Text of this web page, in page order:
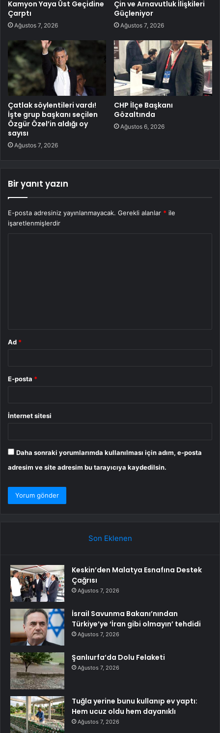
Kamyon Yaya Üst Geçidine
Çarptı
Ağustos 7, 2026
Çin ve Arnavutluk İlişkileri
Güçleniyor
Ağustos 7, 2026
Çatlak söylentileri vardı!
İşte grup başkanı seçilen
Özgür Özel’in aldığı oy
sayısı
Ağustos 7, 2026
CHP İlçe Başkanı
Gözaltında
Ağustos 6, 2026
Bir yanıt yazın
E-posta adresiniz yayınlanmayacak. Gerekli alanlar * ile
işaretlenmişlerdir
Ad *
E-posta *
İnternet sitesi
Daha sonraki yorumlarımda kullanılması için adım, e-posta
adresim ve site adresim bu tarayıcıya kaydedilsin.
Son Eklenen
Keskin’den Malatya Esnafına Destek
Çağrısı
Ağustos 7, 2026
İsrail Savunma Bakanı’nından
Türkiye’ye ‘İran gibi olmayın’ tehdidi
Ağustos 7, 2026
Şanlıurfa’da Dolu Felaketi
Ağustos 7, 2026
Tuğla yerine bunu kullanıp ev yaptı:
Hem ucuz oldu hem dayanıklı
Ağustos 7, 2026